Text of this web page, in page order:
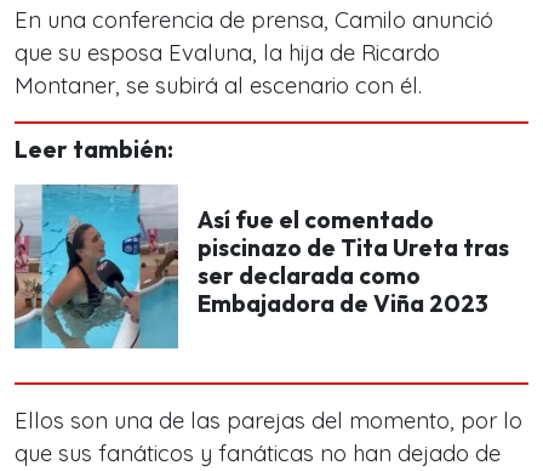
En una conferencia de prensa, Camilo anunció
que su esposa Evaluna, la hija de Ricardo
Montaner, se subirá al escenario con él.
Leer también:
Así fue el comentado
piscinazo de Tita Ureta tras
ser declarada como
Embajadora de Viña 2023
Ellos son una de las parejas del momento, por lo
que sus fanáticos y fanáticas no han dejado de